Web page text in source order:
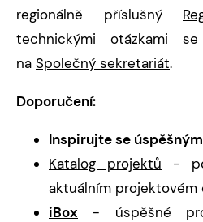
regionálně příslušný
technickými otázkami
na Společný sekretariát.
Doporučení:
Inspirujte se
Katalog projektů -
aktuálním projektovém
iBox - úspěšné